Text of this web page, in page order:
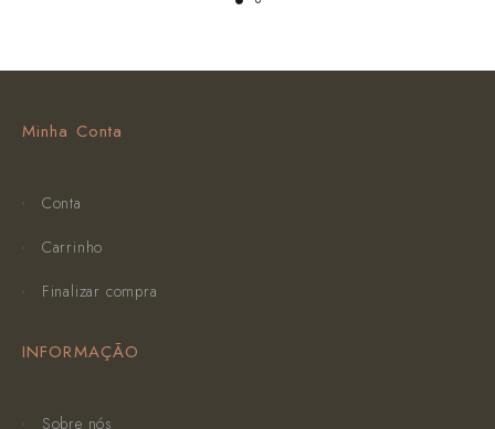
Minha Conta
Conta
Carrinho
Finalizar compra
INFORMAÇÃO
Sobre nós